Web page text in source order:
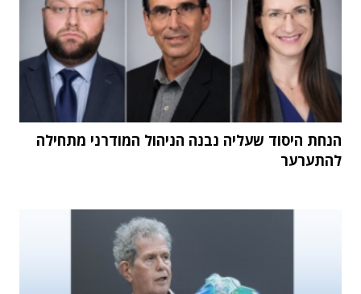
הנחת היסוד שעליה נבנה הניהול המודרני מתחילה
להתערער